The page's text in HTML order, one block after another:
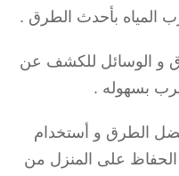
بأحدث الطرق .
و الوسائل للكشف عن
بسهوله .
الطرق و أستخدام
الحفاظ على المنزل من